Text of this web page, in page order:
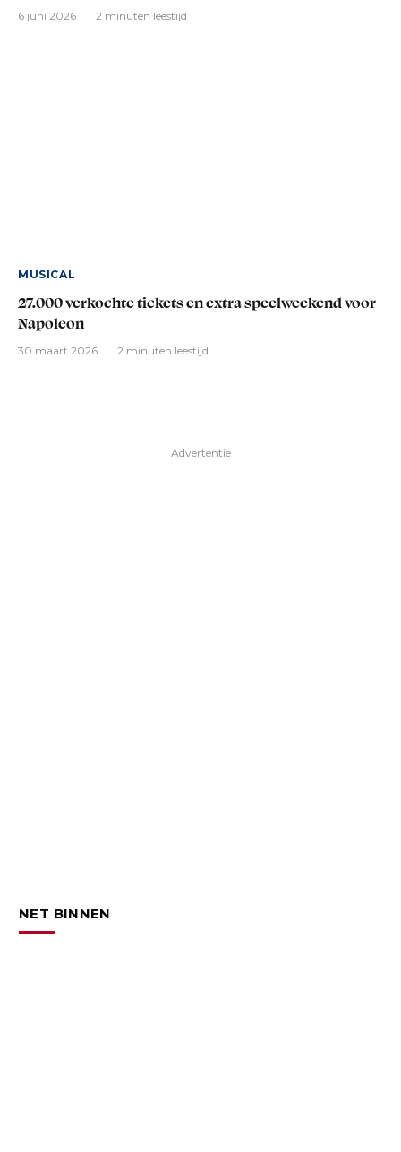
6 juni 2026 2 minuten leestijd
MUSICAL
27.000 verkochte tickets en extra speelweekend voor
Napoleon
30 maart 2026 2 minuten leestijd
Advertentie
NET BINNEN